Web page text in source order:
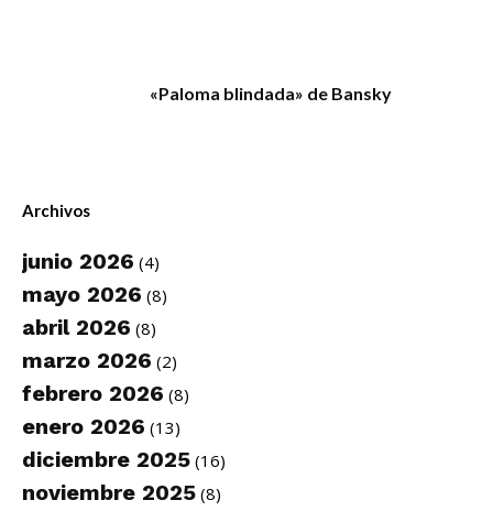
«Paloma blindada» de Bansky
Archivos
junio 2026 (4)
mayo 2026 (8)
abril 2026 (8)
marzo 2026 (2)
febrero 2026 (8)
enero 2026 (13)
diciembre 2025 (16)
noviembre 2025 (8)